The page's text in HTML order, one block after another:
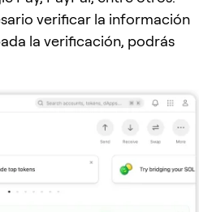
verificar la información
la verificación, podrás